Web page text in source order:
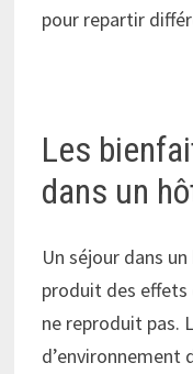
pour repartir
Les
dans un
Un séjour dans
produit des effets
ne reproduit pas.
d’environnement